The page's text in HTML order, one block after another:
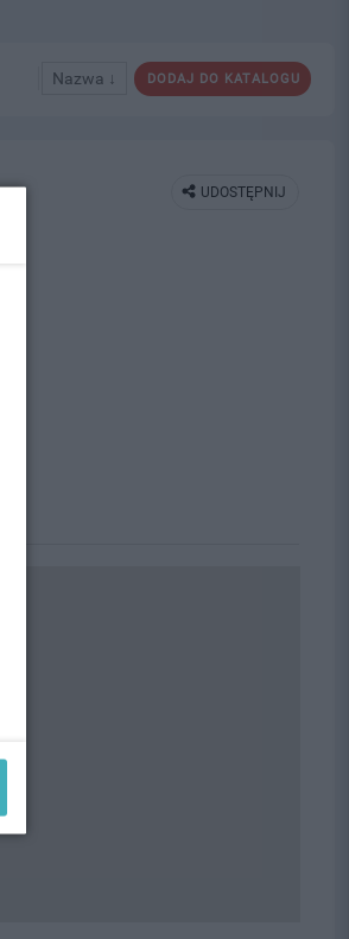
DODAJ DO KATALOGU
Nazwa ↓
UDOSTĘPNIJ